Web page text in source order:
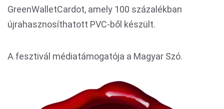
GreenWalletCardot, amely 100 százalékban
újrahasznosíthatott PVC-ből készült.
A fesztivál médiatámogatója a Magyar Szó.